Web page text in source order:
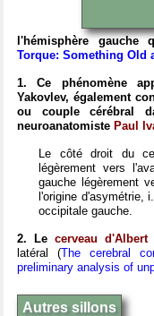
l'hémisphère
Torque: Something Old
1. Ce phénomène
Yakovlev, également
ou couple cérébral
neuroanatomiste Paul
Le côté droit du
légèrement vers
gauche légèrement
l'origine d'asymétrie,
occipitale gauche.
2. Le cerveau d'Albert
latéral (The cerebral
preliminary analysis of
Autres sillons